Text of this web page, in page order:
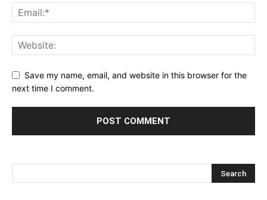
Save my name, email, and website in this browser for the
next time I comment.